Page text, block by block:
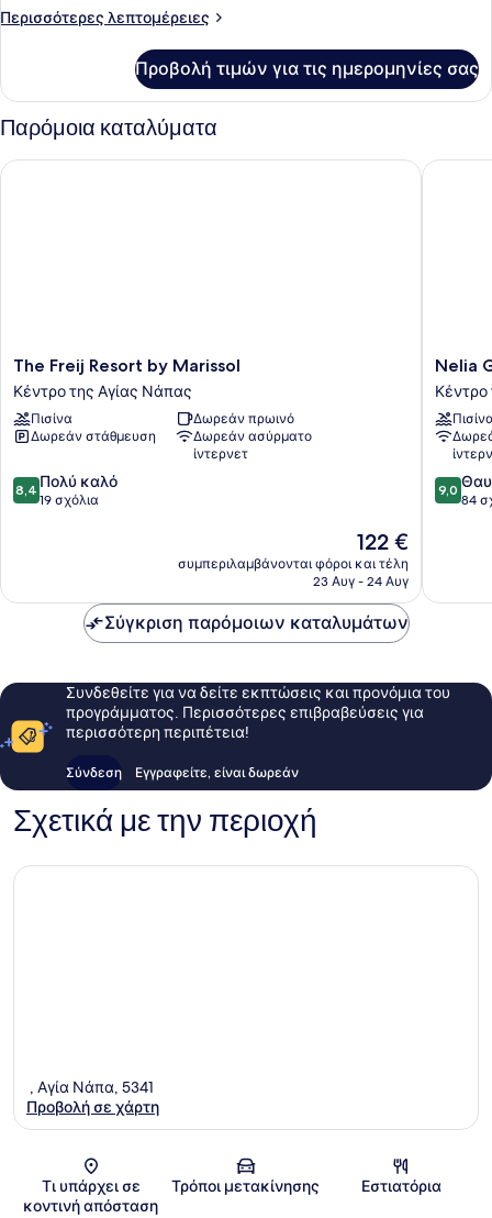
Περισσότερες λεπτομέρειες
Περισσότερες
Προβολή τιμών για τις ημερομηνίες σας
Παρόμοια καταλύματα
The
Freij
Resort
by
Marissol
της
Αγίας
The Freij Resort by Marissol
Κέντρο της Αγίας Νάπας
Πισίνα
Δωρεάν πρωινό
Δωρεάν στάθμευση
Δωρεάν ασύρματο
ίντερνετ
8.4
στα
σχόλια
8,4 Πολύ καλό
19 σχόλια
Η
τιμή
είναι
122 €
συμπεριλαμβάνονται φόροι και τέλη
23 Αυγ - 24 Αυγ
The Freij Resort by Marissol
Nelia
Gardens
Κέντρο
της
Αγίας
Νάπας
Nelia
9.0
στα
9,0
84
Nelia
Σύγκριση παρόμοιων καταλυμάτων
Συνδεθείτε για να δείτε εκπτώσεις και προνόμια του
προγράμματος. Περισσότερες επιβραβεύσεις για
περισσότερη περιπέτεια!
Σύνδεση Εγγραφείτε, είναι δωρεάν
Σχετικά με την περιοχή
Χάρτης
, Αγία Νάπα, 5341
Προβολή σε χάρτη
Τι υπάρχει σε
κοντινή απόσταση
Τρόποι μετακίνησης Εστιατόρια